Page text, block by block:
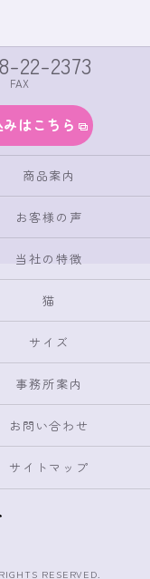
22-2373
FAX
はこちら
商品案内
お客様の声
当社の特徴
猫
サイズ
事務所案内
お問い合わせ
サイトマップ
RESERVED.